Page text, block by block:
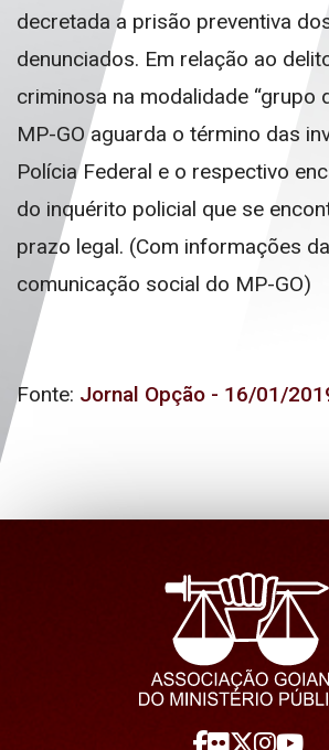
decretada a prisão preventiva
denunciados. Em relação ao
criminosa na modalidade “grupo
MP-GO aguarda o término das
Polícia Federal e o respectivo
do inquérito policial que se
prazo legal. (Com informações
comunicação social do MP-GO)
Fonte: Jornal Opção - 16/01/